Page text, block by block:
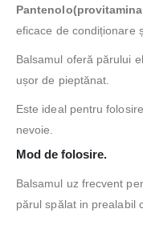
eficace de condiționare
Balsamul oferă părului
ușor de pieptănat.
Este ideal pentru
nevoie.
Mod de folosire.
Balsamul uz frecvent
părul spălat in prealabil